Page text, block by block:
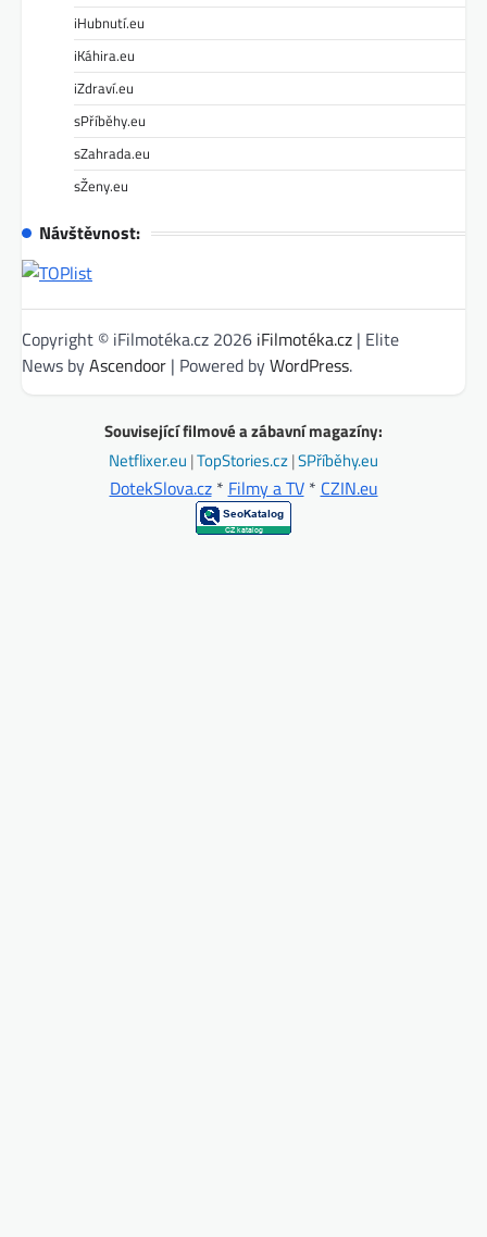
iHubnutí.eu
iKáhira.eu
iZdraví.eu
sPříběhy.eu
sZahrada.eu
sŽeny.eu
Návštěvnost:
Copyright © iFilmotéka.cz 2026 iFilmotéka.cz | Elite
News byAscendoor | Powered byWordPress.
Související filmové a zábavní magazíny:
Netflixer.eu |TopStories.cz|SPříběhy.eu
DotekSlova.cz* Filmy a TV* CZIN.eu